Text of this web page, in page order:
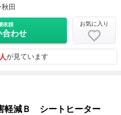
田
依頼
合わせ
お気に入り
が見ています
減Ｂ シートヒーター